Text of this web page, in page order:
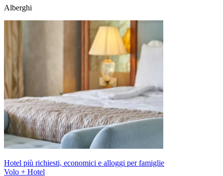
Alberghi
Hotel più richiesti, economici e alloggi per famiglie
Volo + Hotel